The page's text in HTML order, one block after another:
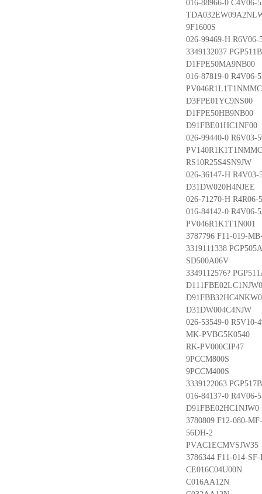
016-88966-0 C4V06-
9F1600S
026-99469-H R6V06-
3349132037
D1FPE50MA9NB00
016-87819-0 R4V06-
PV046R1L1T1NMMC
D3FPE01YC9NS00
D1FPE50HB9NB00
D91FBE01HC1NF00
026-99440-0 R6V03-
RS10R25S4SN9JW
026-36147-H R4V03-
D31DW020H4NJEE
026-71270-H R4R06-
016-84142-0 R4V06-
PV046R1K1T1N001
3787796 F11-019-
3319111338
SD500A06V
3349112576?
D111FBE02LC1NJW0
D91FBB32HC4NKW0
D31DW004C4NJW
026-53549-0 R5V10-
MK-PVBG5K0540
RK-PV000CIP47
9PCCM800S
9PCCM400S
3339122063
016-84137-0 R4V06-
D91FBE02HC1NJW0
3780809 F12-080-
56DH-2
PVAC1ECMVSJW35
3786344 F11-014-
CE016C04U00N
C016AA12N